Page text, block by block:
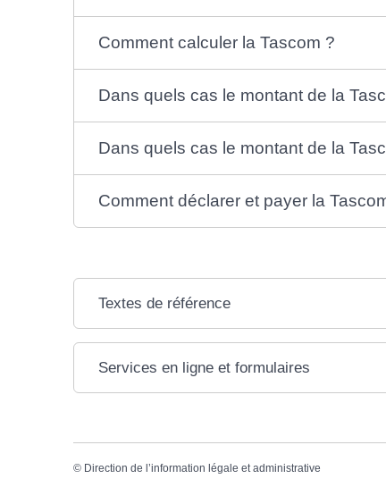
Comment calculer la Tascom ?
Dans quels cas le montant de la
Dans quels cas le montant de la
Comment déclarer et payer la
Textes de référence
Services en ligne et formulaires
© Direction de l’information légale et administrative